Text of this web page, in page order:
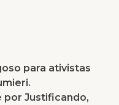
para ativistas
por Justificando,